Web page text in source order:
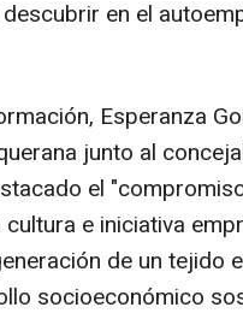
en el
Esperanza
junto al
el
e iniciativa
de un tejido
socioeconómico